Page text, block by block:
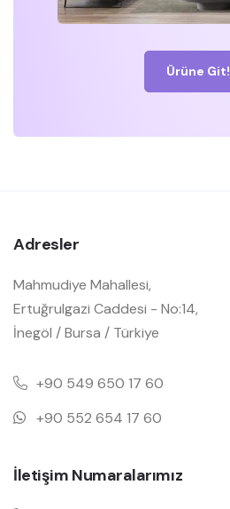
Ürüne Git!
Adresler
Mahmudiye Mahallesi,
Ertuğrulgazi Caddesi - No:14,
İnegöl / Bursa / Türkiye
+90 549 650 17 60
+90 552 654 17 60
İletişim Numaralarımız